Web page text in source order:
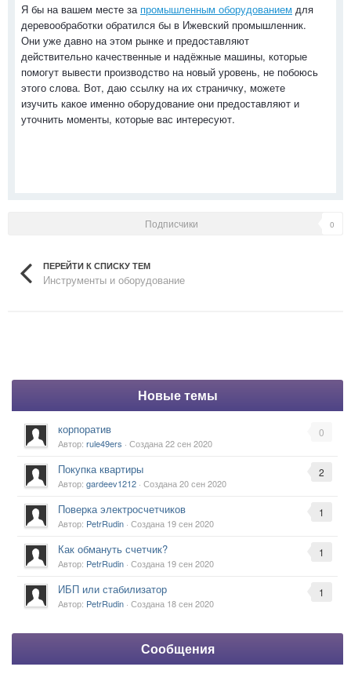
Я бы на вашем месте за промышленным оборудованием для
деревообработки обратился бы в Ижевский промышленник.
Они уже давно на этом рынке и предоставляют
действительно качественные и надёжные машины, которые
помогут вывести производство на новый уровень, не побоюсь
этого слова. Вот, даю ссылку на их страничку, можете
изучить какое именно оборудование они предоставляют и
уточнить моменты, которые вас интересуют.
Подписчики 0
ПЕРЕЙТИ К СПИСКУ ТЕМ
Инструменты и оборудование
Новые темы
0
корпоратив
Автор: rule49ers · Создана22 сен 2020
2
Покупка квартиры
Автор: gardeev1212 · Создана20 сен 2020
1
Поверка электросчетчиков
Автор: PetrRudin · Создана 19 сен 2020
1
Как обмануть счетчик?
Автор: PetrRudin · Создана 19 сен 2020
1
ИБП или стабилизатор
Автор: PetrRudin · Создана 18 сен 2020
Сообщения